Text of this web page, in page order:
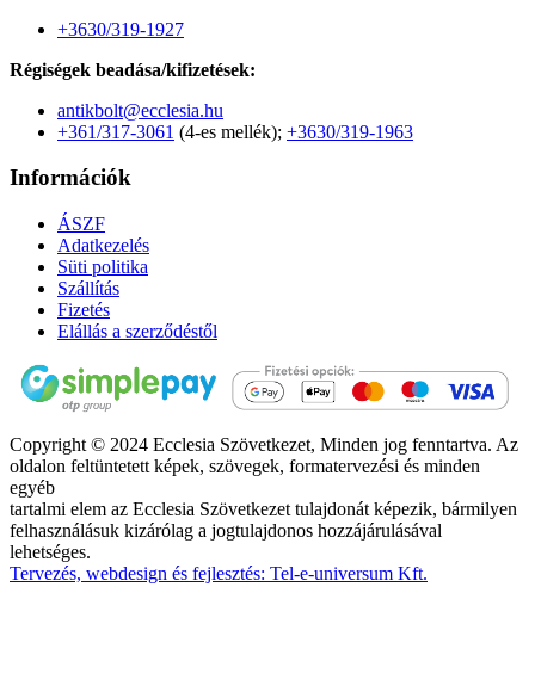
+3630/319-1927
Régiségek beadása/kifizetések:
antikbolt@ecclesia.hu
+361/317-3061 (4-es mellék); +3630/319-1963
Információk
ÁSZF
Adatkezelés
Süti politika
Szállítás
Fizetés
Elállás a szerződéstől
Copyright © 2024 Ecclesia Szövetkezet, Minden jog fenntartva. Az
oldalon feltüntetett képek, szövegek, formatervezési és minden
egyéb
tartalmi elem az Ecclesia Szövetkezet tulajdonát képezik, bármilyen
felhasználásuk kizárólag a jogtulajdonos hozzájárulásával
lehetséges.
Tervezés, webdesign és fejlesztés: Tel-e-universum Kft.